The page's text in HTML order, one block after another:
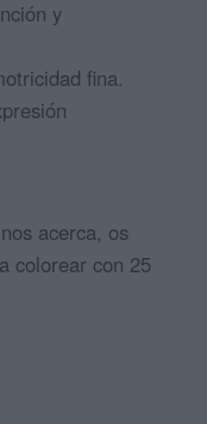
y
fina.
acerca, os
colorear con 25